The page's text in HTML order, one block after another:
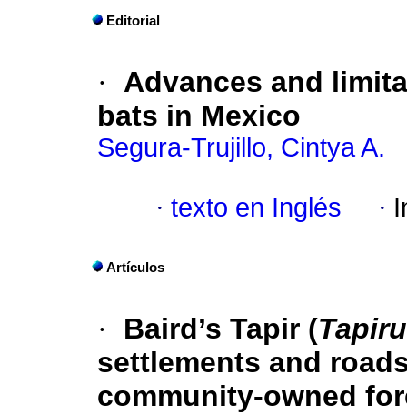
Editorial
·
Advances and
bats in Mexico
Segura-Trujillo, Cintya A.
· texto en Inglés ·
Artículos
· Baird’s Tapir (
settlements and
community-owned